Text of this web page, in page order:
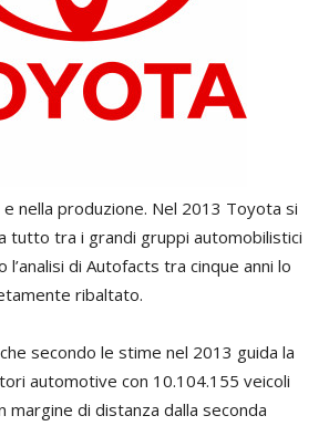
nella produzione. Nel 2013 Toyota si
tutto tra i grandi gruppi automobilistici
l’analisi di Autofacts tra cinque anni lo
ribaltato.
secondo le stime nel 2013 guida la
automotive con 10.104.155 veicoli
margine di distanza dalla seconda